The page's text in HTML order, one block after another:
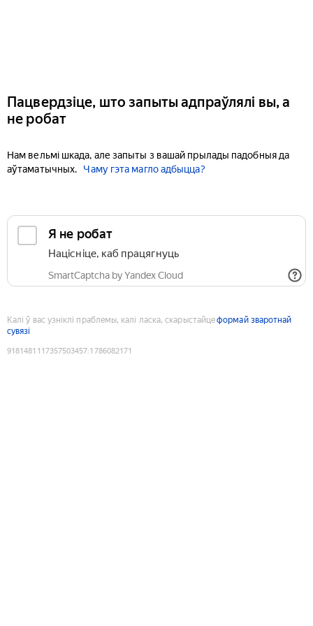
Пацвердзіце, што запыты адпраўлялі вы, а
не робат
Нам вельмі шкада, але запыты з вашай прылады падобныя да
аўтаматычных.
Чаму гэта магло адбыцца?
Я не робат
Націсніце, каб працягнуць
SmartCaptcha by Yandex Cloud
Калі ў вас узніклі праблемы, калі ласка, скарыстайцеформай зваротнай
сувязі
9181481117357503457:1786082171